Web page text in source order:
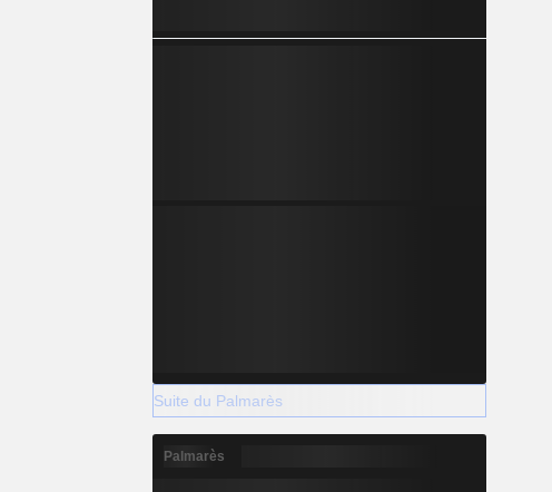
Suite du Palmarès
Palmarès